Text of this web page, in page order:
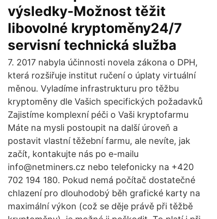
výsledky-Možnost těžit
libovolné kryptoměny24/7
servisní technická služba
7. 2017 nabyla účinnosti novela zákona o DPH,
která rozšiřuje institut ručení o úplaty virtuální
měnou. Vyladíme infrastrukturu pro těžbu
kryptoměny dle Vašich specifických požadavků
Zajistíme komplexní péči o Vaši kryptofarmu
Máte na mysli postoupit na další úroveň a
postavit vlastní těžební farmu, ale nevíte, jak
začít, kontakujte nás po e-mailu
info@netminers.cz nebo telefonicky na +420
702 194 180. Pokud nemá počítač dostatečné
chlazení pro dlouhodobý běh grafické karty na
maximální výkon (což se děje právě při těžbě